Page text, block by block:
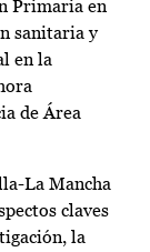
Primaria en
sanitaria y
en la
de Área
La Mancha
claves
la